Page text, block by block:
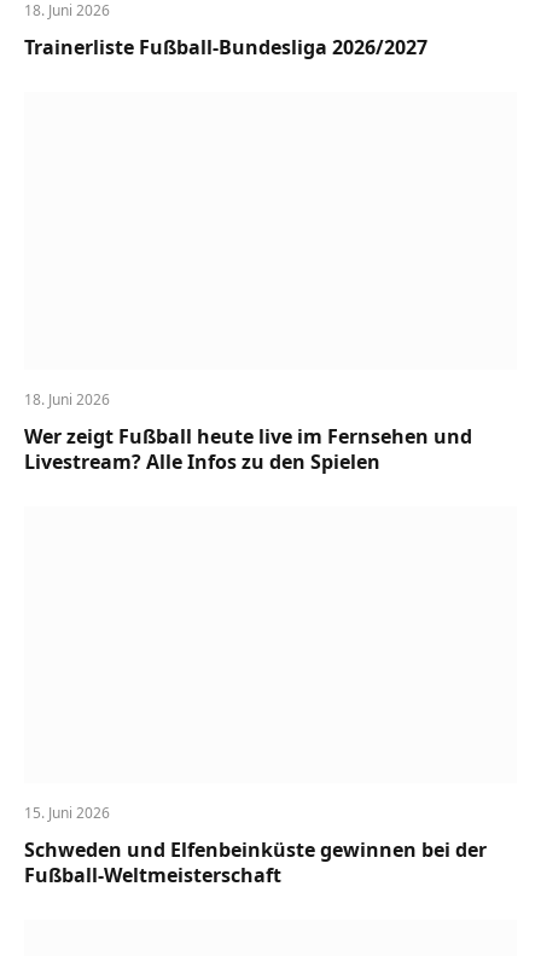
18. Juni 2026
Trainerliste Fußball-Bundesliga 2026/2027
18. Juni 2026
Wer zeigt Fußball heute live im Fernsehen und
Livestream? Alle Infos zu den Spielen
15. Juni 2026
Schweden und Elfenbeinküste gewinnen bei der
Fußball-Weltmeisterschaft